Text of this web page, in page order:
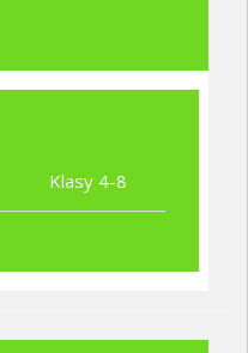
Klasy 4-8